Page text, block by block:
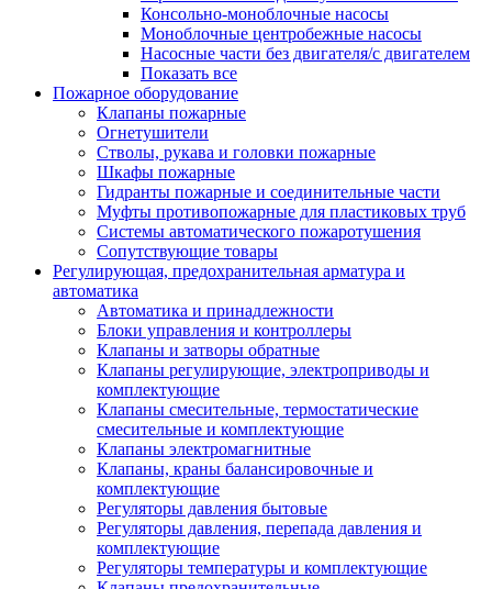
Консольно-моноблочные насосы
Моноблочные центробежные насосы
Насосные части без двигателя/с двигателем
Показать все
Пожарное оборудование
Клапаны пожарные
Огнетушители
Стволы, рукава и головки пожарные
Шкафы пожарные
Гидранты пожарные и соединительные части
Муфты противопожарные для пластиковых труб
Системы автоматического пожаротушения
Сопутствующие товары
Регулирующая, предохранительная арматура и
автоматика
Автоматика и принадлежности
Блоки управления и контроллеры
Клапаны и затворы обратные
Клапаны регулирующие, электроприводы и
комплектующие
Клапаны смесительные, термостатические
смесительные и комплектующие
Клапаны электромагнитные
Клапаны, краны балансировочные и
комплектующие
Регуляторы давления бытовые
Регуляторы давления, перепада давления и
комплектующие
Регуляторы температуры и комплектующие